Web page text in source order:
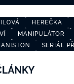
HEREČKA
MANIPULÁTOR
SERIÁL